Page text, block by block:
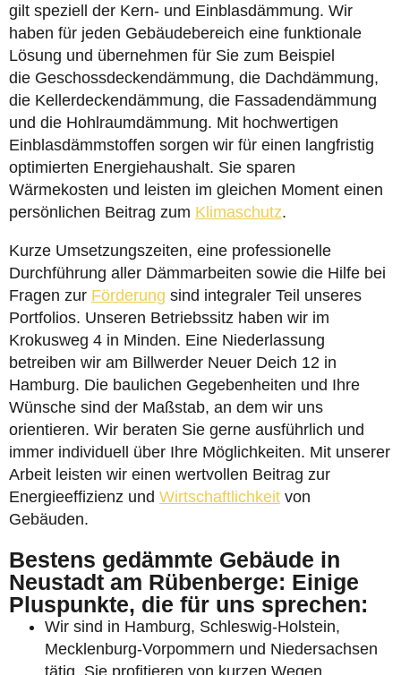
gilt speziell der Kern- und Einblasdämmung. Wir
haben für jeden Gebäudebereich eine funktionale
Lösung und übernehmen für Sie zum Beispiel
die Geschossdeckendämmung, die Dachdämmung,
die Kellerdeckendämmung, die Fassadendämmung
und die Hohlraumdämmung. Mit hochwertigen
Einblasdämmstoffen sorgen wir für einen langfristig
optimierten Energiehaushalt. Sie sparen
Wärmekosten und leisten im gleichen Moment einen
persönlichen Beitrag zum Klimaschutz.
Kurze Umsetzungszeiten, eine professionelle
Durchführung aller Dämmarbeiten sowie die Hilfe bei
Fragen zur Förderung sind integraler Teil unseres
Portfolios. Unseren Betriebssitz haben wir im
Krokusweg 4 in Minden. Eine Niederlassung
betreiben wir am Billwerder Neuer Deich 12 in
Hamburg. Die baulichen Gegebenheiten und Ihre
Wünsche sind der Maßstab, an dem wir uns
orientieren. Wir beraten Sie gerne ausführlich und
immer individuell über Ihre Möglichkeiten. Mit unserer
Arbeit leisten wir einen wertvollen Beitrag zur
Energieeffizienz und Wirtschaftlichkeit von
Gebäuden.
Bestens gedämmte Gebäude in
Neustadt am Rübenberge: Einige
Pluspunkte, die für uns sprechen:
Wir sind in Hamburg, Schleswig-Holstein,
Mecklenburg-Vorpommern und Niedersachsen
tätig. Sie profitieren von kurzen Wegen.